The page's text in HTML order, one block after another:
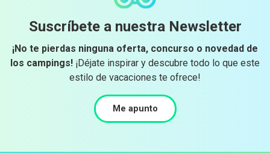
Suscríbete a nuestra Newsletter
¡No te pierdas ninguna oferta, concurso o novedad de
los campings! ¡Déjate inspirar y descubre todo lo que este
estilo de vacaciones te ofrece!
Me apunto